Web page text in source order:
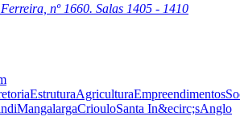
nº 1660. Salas 1405 - 1410
EstruturaAgriculturaEmpreendimentos
MangalargaCriouloSanta In&ecirc;sAnglo